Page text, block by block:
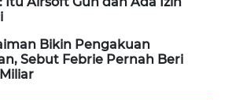
Bikin Pengakuan
Sebut Febrie Pernah Beri